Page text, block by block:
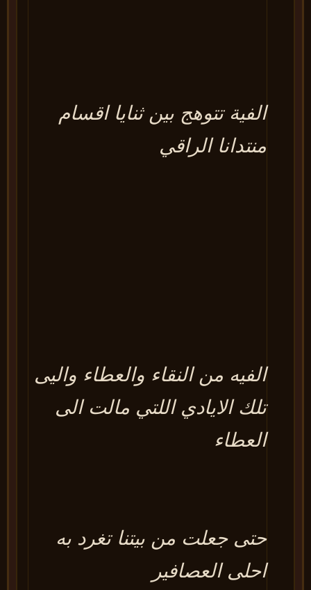
الفية تتوهج بين ثنايا اقسام
منتدانا الراقي
الفيه من النقاء والعطاء واليى
تلك الايادي اللتي مالت الى
العطاء
حتى جعلت من بيتنا تغرد به
احلى العصافير